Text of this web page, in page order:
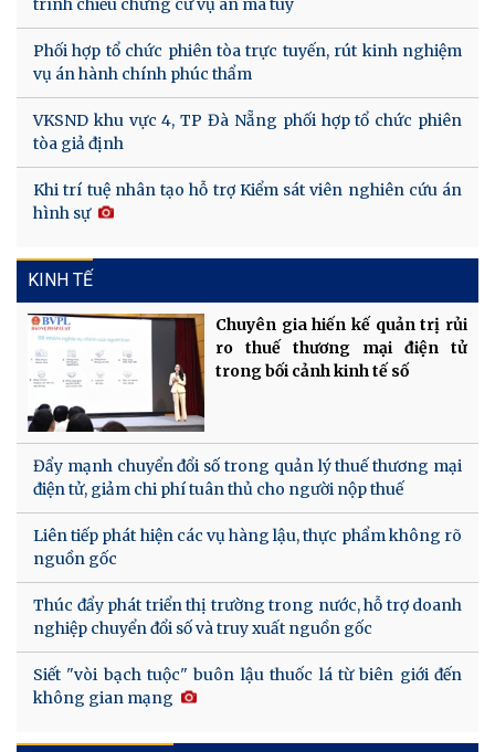
Phối hợp tổ chức phiên tòa trực tuyến, rút kinh nghiệm
vụ án hành chính phúc thẩm
VKSND khu vực 4, TP Đà Nẵng phối hợp tổ chức phiên
tòa giả định
Khi trí tuệ nhân tạo hỗ trợ Kiểm sát viên nghiên cứu án
hình sự
KINH TẾ
Chuyên gia hiến kế quản trị rủi
ro thuế thương mại điện tử
trong bối cảnh kinh tế số
Đẩy mạnh chuyển đổi số trong quản lý thuế thương mại
điện tử, giảm chi phí tuân thủ cho người nộp thuế
Liên tiếp phát hiện các vụ hàng lậu, thực phẩm không rõ
nguồn gốc
Thúc đẩy phát triển thị trường trong nước, hỗ trợ doanh
nghiệp chuyển đổi số và truy xuất nguồn gốc
Siết "vòi bạch tuộc" buôn lậu thuốc lá từ biên giới đến
không gian mạng